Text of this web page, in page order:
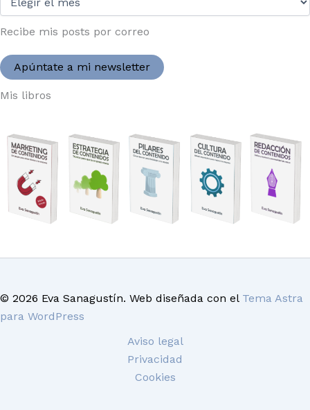
2004:
Recibe mis posts por correo
Apúntate a mi newsletter
Mis libros
© 2026 Eva Sanagustín. Web diseñada con el Tema Astra
para WordPress
Aviso legal
Privacidad
Cookies